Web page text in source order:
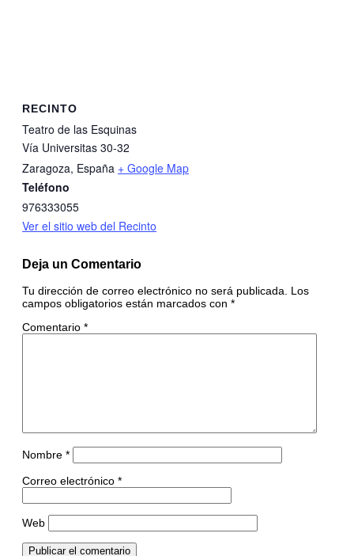
RECINTO
Teatro de las Esquinas
Vía Universitas 30-32
Zaragoza, España + Google Map
Teléfono
976333055
Ver el sitio web del Recinto
Deja un Comentario
Tu dirección de correo electrónico no será publicada.
Los
campos obligatorios están marcados con *
Comentario *
Nombre *
Correo electrónico *
Web